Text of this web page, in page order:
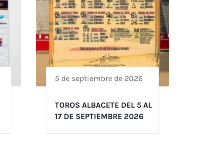
5 de septiembre de 2026
TOROS ALBACETE DEL 5 AL
17 DE SEPTIEMBRE 2026